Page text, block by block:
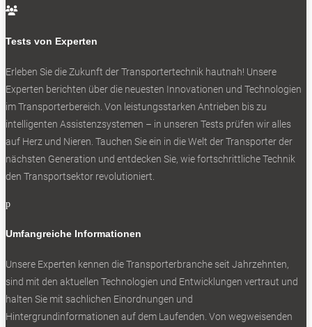
Erhalten Sie die neuesten News und Hinweise auf
Ich habe dieDatenschutzerklärunggelesen
und akzeptiert.
SOCIALS
Folgen
Folgen
Folgen

Tests von Experten
Erleben Sie die Zukunft der Transportertechnik hautnah! Unsere
Experten berichten über die neuesten Innovationen und Technologien
im Transporterbereich. Von leistungsstarken Antrieben bis zu
intelligenten Assistenzsystemen – in unseren Tests prüfen wir alles
auf Herz und Nieren. Tauchen Sie ein in die Welt der Transporter der
nächsten Generation und entdecken Sie, wie fortschrittliche Technik
den Transportsektor revolutioniert.
p
Umfangreiche Informationen
Unsere Experten kennen die Transporterbranche seit Jahrzehnten,
sind mit den aktuellen Technologien und Entwicklungen vertraut und
halten Sie mit sachlichen Einordnungen und
Hintergrundinformationen auf dem Laufenden. Von wegweisenden